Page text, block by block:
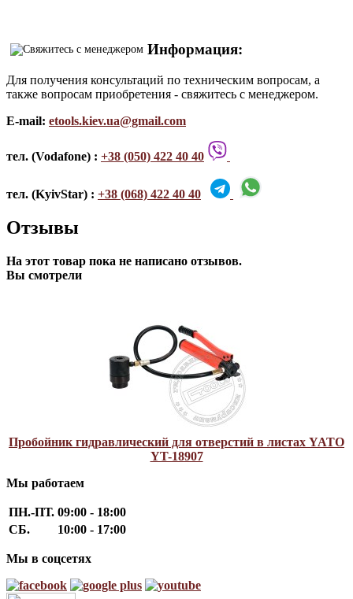
Информация:
Для получения консультаций по техническим вопросам, а
также вопросам приобретения - свяжитесь с менеджером.
E-mail: etools.kiev.ua@gmail.com
тел. (Vodafone) : +38 (050) 422 40 40
тел. (KyivStar) : +38 (068) 422 40 40
Отзывы
На этот товар пока не написано отзывов.
Вы смотрели
Пробойник гидравлический для отверстий в листах YATO
YT-18907
Мы работаем
ПН.-ПТ. 09:00 - 18:00
СБ.
10:00 - 17:00
Мы в соцсетях